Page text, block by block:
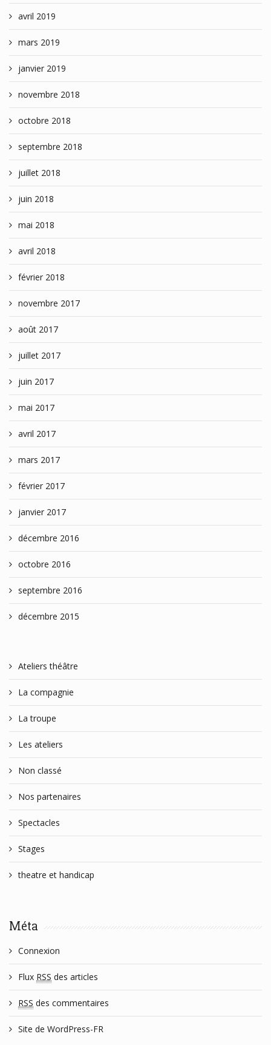
avril 2019
mars 2019
janvier 2019
novembre 2018
octobre 2018
septembre 2018
juillet 2018
juin 2018
mai 2018
avril 2018
février 2018
novembre 2017
août 2017
juillet 2017
juin 2017
mai 2017
avril 2017
mars 2017
février 2017
janvier 2017
décembre 2016
octobre 2016
septembre 2016
décembre 2015
Ateliers théâtre
La compagnie
La troupe
Les ateliers
Non classé
Nos partenaires
Spectacles
Stages
theatre et handicap
Méta
Connexion
Flux RSS des articles
RSS des commentaires
Site de WordPress-FR